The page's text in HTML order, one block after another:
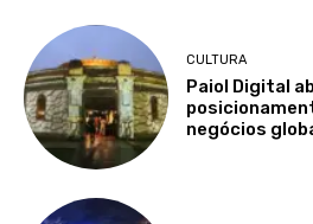
CULTURA
Paiol Digital
negócios